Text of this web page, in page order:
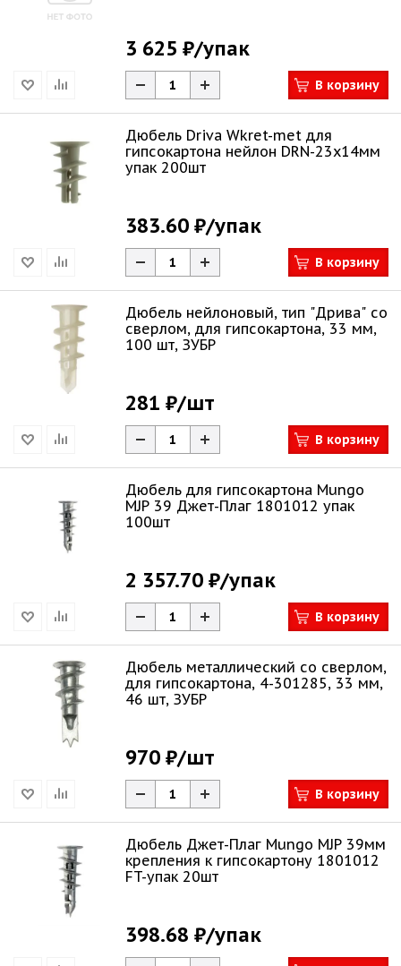
3 625 ₽/упак
В корзину
Дюбель Driva Wkret-met для
гипсокартона нейлон DRN-23х14мм
упак 200шт
383.60 ₽/упак
В корзину
Дюбель нейлоновый, тип "Дрива" со
сверлом, для гипсокартона, 33 мм,
100 шт, ЗУБР
281 ₽/шт
В корзину
Дюбель для гипсокартона Mungo
MJP 39 Джет-Плаг 1801012 упак
100шт
2 357.70 ₽/упак
В корзину
Дюбель металлический со сверлом,
для гипсокартона, 4-301285, 33 мм,
46 шт, ЗУБР
970 ₽/шт
В корзину
Дюбель Джет-Плаг Mungo MJP 39мм
крепления к гипсокартону 1801012
FT-упак 20шт
398.68 ₽/упак